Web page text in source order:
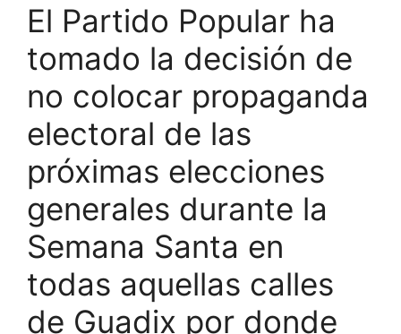
El Partido Popular ha
tomado la decisión de
no colocar propaganda
electoral de las
próximas elecciones
generales durante la
Semana Santa en
todas aquellas calles
de Guadix por donde